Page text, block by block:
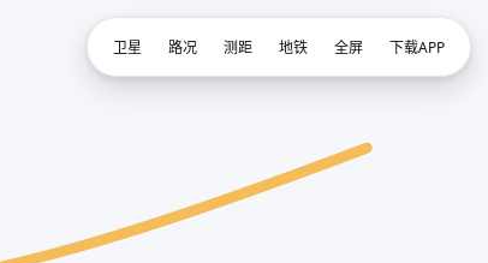
卫星 路况 测距 地铁 全屏 下载APP